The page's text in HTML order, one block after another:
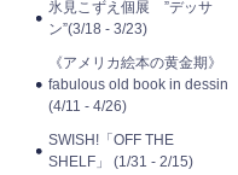
氷見こずえ個展 ”デッサ
ン”(3/18 - 3/23)
《アメリカ絵本の黄金期》
fabulous old book in dessin
(4/11 - 4/26)
SWISH!「OFF THE
SHELF」 (1/31 - 2/15)